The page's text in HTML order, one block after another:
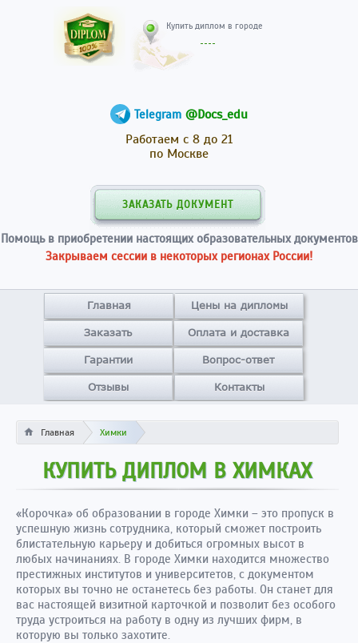
Telegram @Docs_edu
Работаем с 8 до 21
по Москве
ЗАКАЗАТЬ ДОКУМЕНТ
Помощь в приобретении настоящих образовательных документов
Закрываем сессии в некоторых регионах России!
Главная Цены на дипломы
Заказать Оплата и доставка
Гарантии Вопрос-ответ
Отзывы Контакты
Главная Химки
КУПИТЬ ДИПЛОМ В ХИМКАХ
«Корочка» об образовании в городе Химки – это пропуск в
успешную жизнь сотрудника, который сможет построить
блистательную карьеру и добиться огромных высот в
любых начинаниях. В городе Химки находится множество
престижных институтов и университетов, с документом
которых вы точно не останетесь без работы. Он станет для
вас настоящей визитной карточкой и позволит без особого
труда устроиться на работу в одну из лучших фирм, в
которую вы только захотите.